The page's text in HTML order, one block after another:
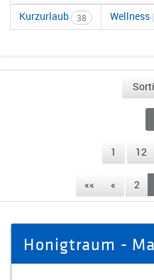
Kurzurlaub 38 Wellness
1 12
«« « 2
Honigtraum -